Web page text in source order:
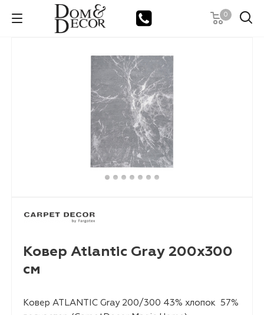
0
Ковер Atlantic Gray 200х300
см
Ковер ATLANTIC Gray 200/300 43% хлопок 57%